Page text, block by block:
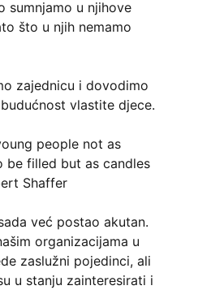
sumnjamo u njihove
što u njih nemamo
zajednicu i dovodimo
vlastite djece.
people not as
filled but as candles
Shaffer
već postao akutan.
organizacijama u
zaslužni pojedinci, ali
u stanju zainteresirati i